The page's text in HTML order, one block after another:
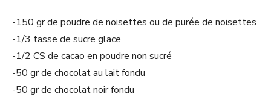
-150 gr de poudre de noisettes ou de purée de noisettes
-1/3 tasse de sucre glace
-1/2 CS de cacao en poudre non sucré
-50 gr de chocolat au lait fondu
-50 gr de chocolat noir fondu